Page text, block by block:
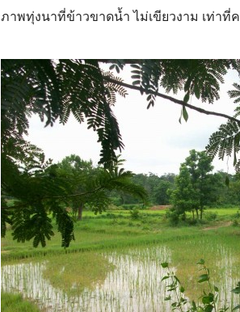
ภาพทุ่งนาที่ข้าวขาดน้ำ ไม่เขียวงาม เท่าที่